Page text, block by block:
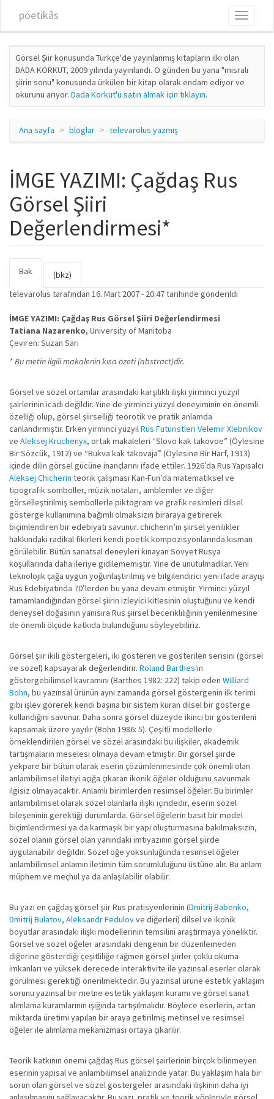
pöetikâs
Toggle
Görsel Şiir konusunda Türkçe'de yayınlanmış kitapların ilki olan
DADA KORKUT, 2009 yılında yayınlandı. O günden bu yana "mısralı
şiirin sonu" konusunda ürkülen bir kitap olarak endam ediyor ve
okurunu arıyor. Dada Korkut'u satın almak için tıklayın.
Ana sayfa bloglar televarolus yazmış
İMGE YAZIMI: Çağdaş Rus
Görsel Şiiri
Değerlendirmesi*
Birincil sekmeler
Bak
sekme)
(bkz)
televarolus tarafından 16. Mart 2007 - 20:47 tarihinde gönderildi
İMGE YAZIMI: Çağdaş Rus Görsel Şiiri Değerlendirmesi
Tatiana Nazarenko, University of Manitoba
Çeviren: Suzan Sarı
* Bu metin ilgili makalenin kısa özeti (abstract)dir.
Görsel ve sözel ortamlar arasındaki karşılıklı ilişki yirminci yüzyıl
şairlerinin icadı değildir. Yine de yirminci yüzyıl deneyiminin en önemli
özelliği olup, görsel şiirselliği teorotik ve pratik anlamda
canlandırmıştır. Erken yirminci yüzyılRus Futuristleri Velemir Xlebnikov
ve Aleksej Kruchenyx, ortak makaleleri “Slovo kak takovoe” (Öylesine
Bir Sözcük, 1912) ve “Bukva kak takovaja” (Öylesine Bir Harf, 1913)
içinde dilin görsel gücüne inançlarını ifade ettiler. 1926’da Rus Yapısalcı
Aleksej Chicherin teorik çalışması Kan-Fun’da matematiksel ve
tipografik somboller, müzik notaları, amblemler ve diğer
görselleştirilmiş sembollerle piktogram ve grafik resimleri dilsel
gösterge kullanımına bağımlı olmaksızın biraraya getirerek
biçimlendiren bir edebiyatı savunur. chicherin’in şiirsel yenilikler
hakkındaki radikal fikirleri kendi poetik kompozisyonlarında kısman
görülebilir. Bütün sanatsal deneyleri kınayan Sovyet Rusya
koşullarında daha ileriye gidilememiştir. Yine de unutulmadılar. Yeni
teknolojik çağa uygun yoğunlaştırılmış ve bilgilendirici yeni ifade arayışı
Rus Edebiyatında 70’lerden bu yana devam etmiştir. Yirminci yüzyıl
tamamlandığından görsel şiirin izleyici kitlesinin oluştuğunu ve kendi
deneysel doğasının yanısıra Rus şiirsel becerikliliğinin yenilenmesine
de önemli ölçüde katkıda bulunduğunu söyleyebiliriz.
Görsel şiir ikili göstergeleri, iki gösteren ve gösterilen serisini (görsel
ve sözel) kapsayarak değerlendirir. Roland Barthes‘ın
göstergebilimsel kavramını (Barthes 1982: 222) takip eden Williard
Bohn, bu yazınsal ürünün aynı zamanda görsel göstergenin ilk terimi
gibi işlev görerek kendi başına bir sistem kuran dilsel bir gösterge
kullandığını savunur. Daha sonra görsel düzeyde ikinci bir gösterileni
kapsamak üzere yayılır (Bohn 1986: 5). Çeşitli modellerle
örneklendirilen görsel ve sözel arasındaki bu ilişkiler, akademik
tartışmaların meselesi olmaya devam etmiştir. Bir görsel şiirde
yekpare bir bütün olarak eserin çözümlenmesinde çok önemli olan
anlambilimsel iletiyi açığa çıkaran ikonik öğeler olduğunu savunmak
ilgisiz olmayacaktır. Anlamlı birimlerden resimsel öğeler. Bu birimler
anlambilimsel olarak sözel olanlarla ilişki içindedir, eserin sözel
bileşeninin gerektiği durumlarda. Görsel öğelerin basit bir model
biçimlendirmesi ya da karmaşık bir yapı oluşturmasına bakılmaksızın,
sözel olanın görsel olan yanındaki imtiyazının görsel şiirde
uygulanabilir değildir. Sözel öğe yoksunluğunda resimsel öğeler
anlambilimsel anlamın iletimin tüm sorumluluğunu üstüne alır. Bu anlam
müphem ve meçhul ya da anlaşılabilir olabilir.
Bu yazı en çağdaş görsel şiir Rus pratisyenlerinin (Dmitrij Babenko,
Dmitrij Bulatov, Aleksandr Fedulovve diğerleri) dilsel ve ikonik
boyutlar arasındaki ilişki modellerinin temsilini araştırmaya yöneliktir.
Görsel ve sözel öğeler arasındaki dengenin bir düzenlemeden
diğerine gösterdiği çeşitliliğe rağmen görsel şiirler çoklu okuma
imkanları ve yüksek derecede interaktivite ile yazınsal eserler olarak
görülmesi gerektiği önerilmektedir. Bu yazınsal ürüne estetik yaklaşım
sorunu yazınsal bir metne estetik yaklaşım kuramı ve görsel sanat
alımlama kuramlarının ışığında tartışılmalıdır. Böylece eserlerin, artan
miktarda üretimi yapılan bir araya getirilmiş metinsel ve resimsel
öğeler ile alımlama mekanizması ortaya çıkarılır.
Teorik katkının önemi çağdaş Rus görsel şairlerinin birçok bilinmeyen
eserinin yapısal ve anlambilimsel analizinde yatar. Bu yaklaşım hala bir
sorun olan görsel ve sözel göstergeler arasındaki ilişkinin daha iyi